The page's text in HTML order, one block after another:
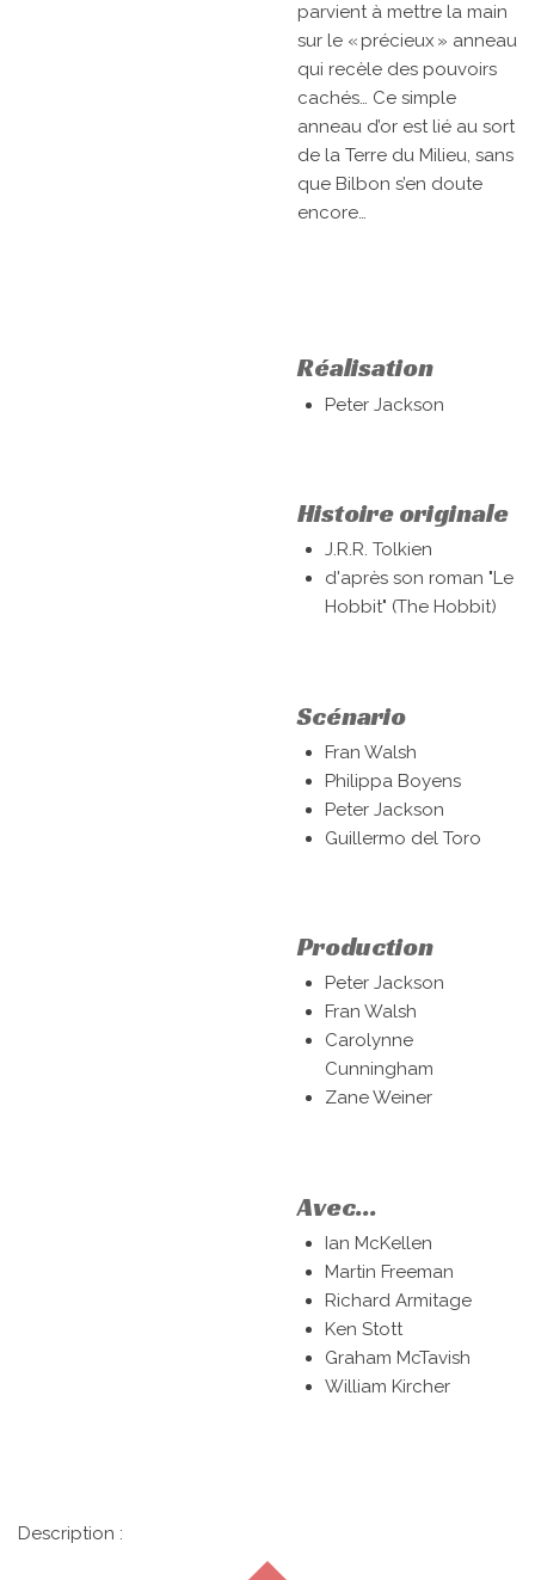
parvient à mettre la main
sur le « précieux » anneau
qui recèle des pouvoirs
cachés… Ce simple
anneau d’or est lié au sort
de la Terre du Milieu, sans
que Bilbon s’en doute
encore…
Réalisation
Peter Jackson
Histoire originale
J.R.R. Tolkien
d'après son roman "Le
Hobbit" (The Hobbit)
Scénario
Fran Walsh
Philippa Boyens
Peter Jackson
Guillermo del Toro
Production
Peter Jackson
Fran Walsh
Carolynne
Cunningham
Zane Weiner
Avec...
Ian McKellen
Martin Freeman
Richard Armitage
Ken Stott
Graham McTavish
William Kircher
Description :